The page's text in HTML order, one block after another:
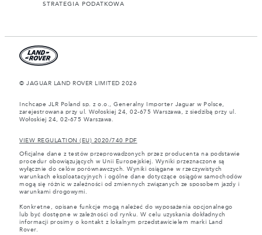
STRATEGIA PODATKOWA
© JAGUAR LAND ROVER LIMITED 2026
Inchcape JLR Poland sp. z o.o., Generalny Importer Jaguar w Polsce,
zarejestrowana przy ul. Wołoskiej 24, 02-675 Warszawa, z siedzibą przy ul.
Wołoskiej 24, 02-675 Warszawa.
VIEW REGULATION (EU) 2020/740 PDF
Oficjalne dane z testów przeprowadzonych przez producenta na podstawie
procedur obowiązujących w Unii Europejskiej. Wyniki przeznaczone są
wyłącznie do celów porównawczych. Wyniki osiągane w rzeczywistych
warunkach eksploatacyjnych i ogólne dane dotyczące osiągów samochodów
mogą się różnic w zależności od zmiennych związanych ze sposobem jazdy i
warunkami drogowymi.
Konkretne, opisane funkcje mogą należeć do wyposażenia opcjonalnego
lub być dostępne w zależności od rynku. W celu uzyskania dokładnych
informacji prosimy o kontakt z lokalnym przedstawicielem marki Land
Rover.